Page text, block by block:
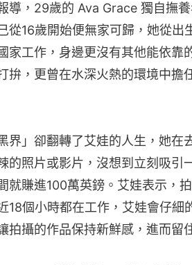
導，29歲的 Ava Grace 獨自撫
從16歲開始便無家可歸，她從出
家工作，身邊更沒有其他能依靠
拚，更曾在水深火熱的環境中擔
界」卻翻轉了艾娃的人生，她在
的照片或影片，沒想到立刻吸引
就賺進100萬英鎊。艾娃表示，
18個小時都在工作，艾娃會仔細
拍攝的作品保持新鮮感，進而留